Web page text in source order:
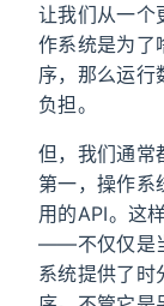
让我们从一
作系统是为了
序，那么运行
负担。
但，我们通常
第一，操作系
用的API。这
——不仅仅是
系统提供了时